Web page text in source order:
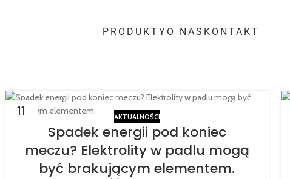
PRODUKTY O NAS KONTAKT
11 AKTUALNOŚCI
Spadek energii pod koniec
meczu? Elektrolity w padlu mogą
być brakującym elementem.